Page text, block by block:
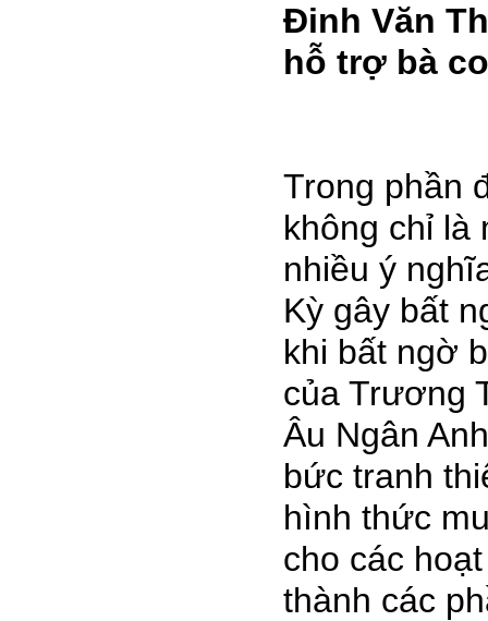
Đinh Văn
hỗ trợ bà
Trong phần
không chỉ là
nhiều ý
Kỳ gây bất
khi bất ngờ
của Trương
Âu Ngân
bức tranh
hình thức
cho các
thành các